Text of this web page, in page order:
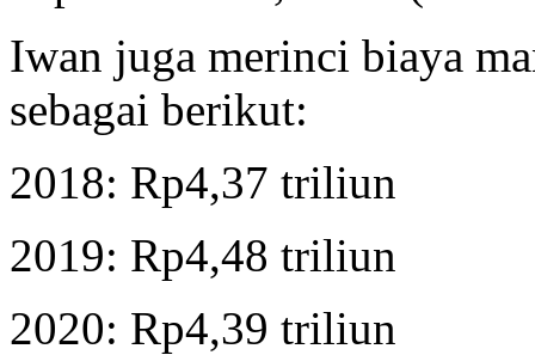
Iwan juga merinci biaya
sebagai berikut:
2018: Rp4,37 triliun
2019: Rp4,48 triliun
2020: Rp4,39 triliun